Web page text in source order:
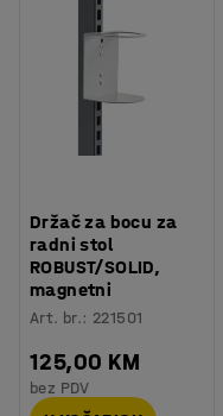
Držač za bocu za
radni stol
ROBUST/SOLID,
magnetni
Art. br.: 221501
125,00 KM
bez PDV